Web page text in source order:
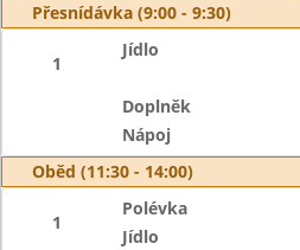
Přesnídávka (9:00 - 9:30)
1
Jídlo
Doplněk
Nápoj
Oběd (11:30 - 14:00)
1
Polévka
Jídlo